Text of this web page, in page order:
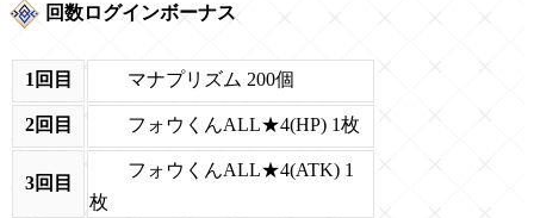
回数ログインボーナス
1回目 マナプリズム 200個
2回目 フォウくんALL★4(HP) 1枚
3回目
フォウくんALL★4(ATK) 1
枚